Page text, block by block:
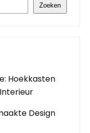
Zoeken
Hoekkasten
Design